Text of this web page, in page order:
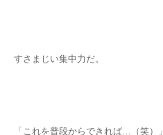
すさまじい集中力だ。
「これを普段からできれば…（笑）」